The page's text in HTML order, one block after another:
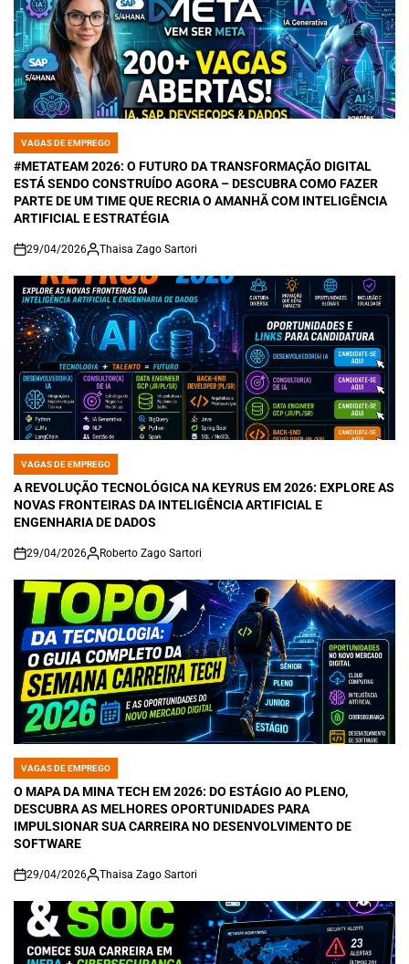
POSTED
IN
VAGAS DE EMPREGO
#METATEAM 2026: O FUTURO DA TRANSFORMAÇÃO DIGITAL
ESTÁ SENDO CONSTRUÍDO AGORA – DESCUBRA COMO FAZER
PARTE DE UM TIME QUE RECRIA O AMANHÃ COM INTELIGÊNCIA
ARTIFICIAL E ESTRATÉGIA
on
29/04/2026 Thaisa Zago Sartori
POSTED
IN
VAGAS DE EMPREGO
A REVOLUÇÃO TECNOLÓGICA NA KEYRUS EM 2026: EXPLORE AS
NOVAS FRONTEIRAS DA INTELIGÊNCIA ARTIFICIAL E
ENGENHARIA DE DADOS
on
29/04/2026 Roberto Zago Sartori
POSTED
IN
VAGAS DE EMPREGO
O MAPA DA MINA TECH EM 2026: DO ESTÁGIO AO PLENO,
DESCUBRA AS MELHORES OPORTUNIDADES PARA
IMPULSIONAR SUA CARREIRA NO DESENVOLVIMENTO DE
SOFTWARE
on
29/04/2026 Thaisa Zago Sartori